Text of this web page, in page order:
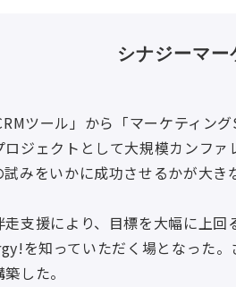
シナジーマ
ツール」から「マーケティン
ジェクトとして大規模カンフ
みをいかに成功させるかが大き
支援により、目標を大幅に上
を知っていただく場となった
した。